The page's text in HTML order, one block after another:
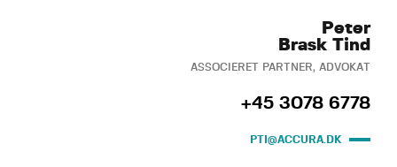
Peter
Brask Tind
ASSOCIERET PARTNER, ADVOKAT
+45 3078 6778
PTI@ACCURA.DK